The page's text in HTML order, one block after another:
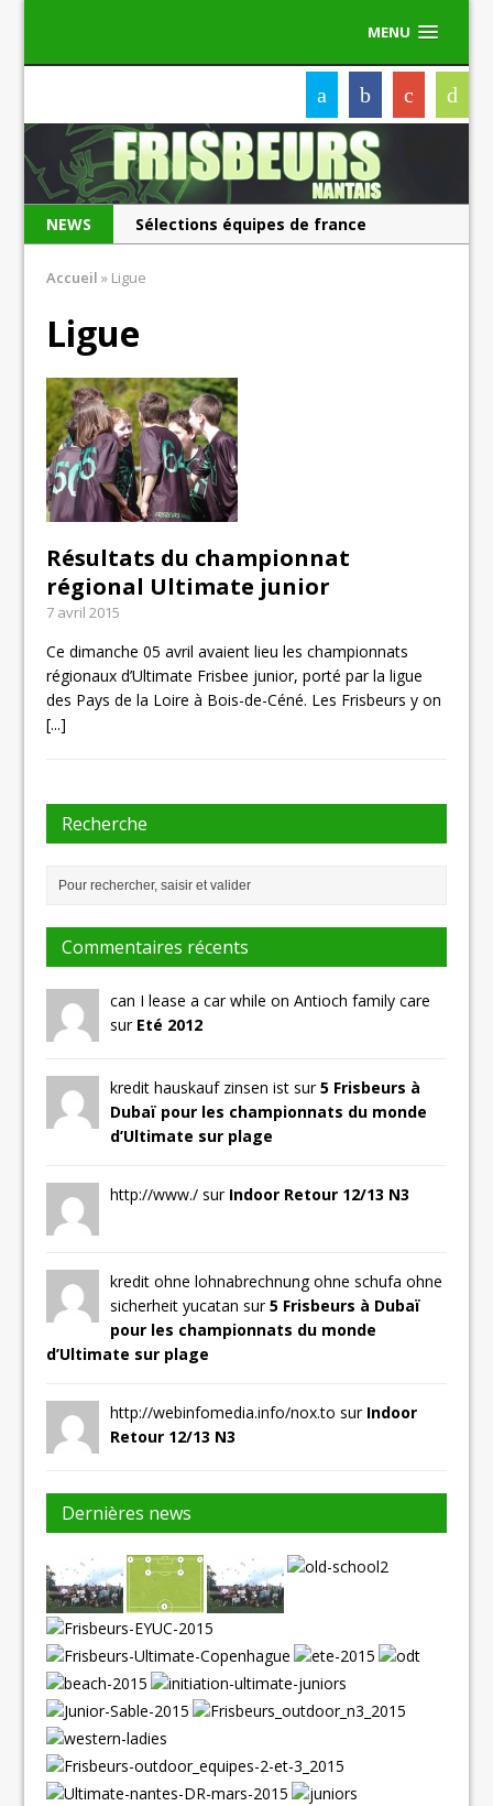
MENU
NEWS
Sélections équipes de france
Accueil » Ligue
Ligue
Résultats du championnat
régional Ultimate junior
7 avril 2015
Ce dimanche 05 avril avaient lieu les championnats
régionaux d’Ultimate Frisbee junior, porté par la ligue
des Pays de la Loire à Bois-de-Céné. Les Frisbeurs y on
[...]
Recherche
Commentaires récents
can I lease a car while on Antioch family care
sur Eté 2012
kredit hauskauf zinsen ist sur5 Frisbeurs à
Dubaï pour les championnats du monde
d’Ultimate sur plage
http://www./ sur Indoor Retour 12/13 N3
kredit ohne lohnabrechnung ohne schufa ohne
sicherheit yucatan sur5 Frisbeurs à Dubaï
pour les championnats du monde
d’Ultimate sur plage
http://webinfomedia.info/nox.to sur Indoor
Retour 12/13 N3
Dernières news